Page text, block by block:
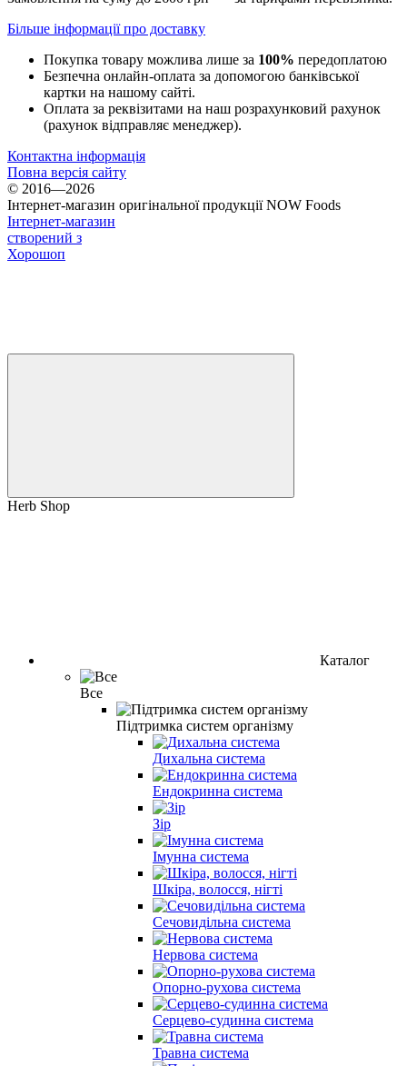
Більше інформації про доставку
Покупка товару можлива лише за 100% передоплатою
Безпечна онлайн-оплата за допомогою банківської
картки на нашому сайті.
Оплата за реквізитами на наш розрахунковий рахунок
(рахунок відправляє менеджер).
Контактна інформація
Повна версія сайту
© 2016—2026
Інтернет-магазин оригінальної продукції NOW Foods
Інтернет-магазин
створений з
Хорошоп
Herb Shop
Каталог
Все
Підтримка систем організму
Дихальна система
Ендокринна система
Зір
Імунна система
Шкіра, волосся, нігті
Сечовидільна система
Нервова система
Опорно-рухова система
Серцево-судинна система
Травна система